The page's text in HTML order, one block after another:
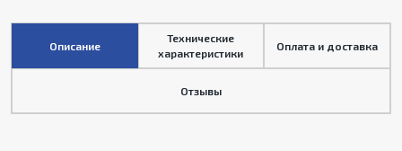
Описание
Технические
характеристики
Оплата и доставка
Отзывы